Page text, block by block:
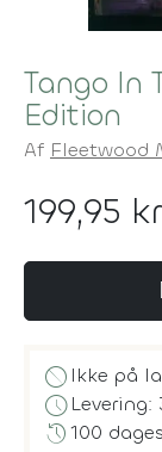
Tango In
Edition
Af Fleetwood
199,95 kr
block Ikke på
scheduleLevering:
history100